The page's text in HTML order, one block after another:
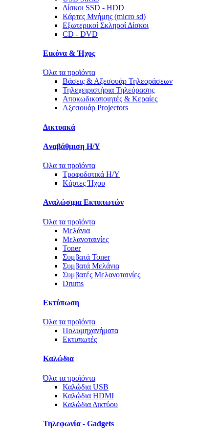
Δίσκοι SSD - HDD
Κάρτες Μνήμης (micro sd)
Εξωτερικοί Σκληροί Δίσκοι
CD - DVD
Εικόνα & Ήχος
Όλα τα προϊόντα
Βάσεις & Αξεσουάρ Τηλεοράσεων
Τηλεχειριστήρια Τηλεόρασης
Αποκωδικοποιητές & Κεραίες
Αξεσουάρ Projectors
Δικτυακά
Aναβάθμιση Η/Υ
Όλα τα προϊόντα
Τροφοδοτικά Η/Υ
Kάρτες Ήχου
Αναλώσιμα Εκτυπωτών
Όλα τα προϊόντα
Μελάνια
Μελανοταινίες
Toner
Συμβατά Toner
Συμβατά Μελάνια
Συμβατές Μελανοταινίες
Drums
Εκτύπωση
Όλα τα προϊόντα
Πολυμηχανήματα
Εκτυπωτές
Καλώδια
Όλα τα προϊόντα
Καλώδια USB
Καλώδια HDMI
Καλώδια Δικτύου
Τηλεφωνία - Gadgets